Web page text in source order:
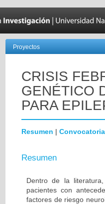
Proyectos
CRISIS
GENÉTICO
PARA
Resumen | Convocatoria
Resumen
Dentro de la
pacientes con
factores de riesgo